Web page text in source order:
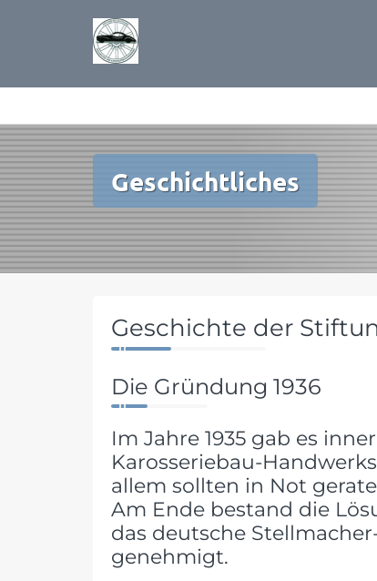
Geschichtliches
Geschichte der
Die Gründung 1936
Im Jahre 1935 gab es
Karosseriebau-
allem sollten in Not
Am Ende bestand die
das deutsche
genehmigt.